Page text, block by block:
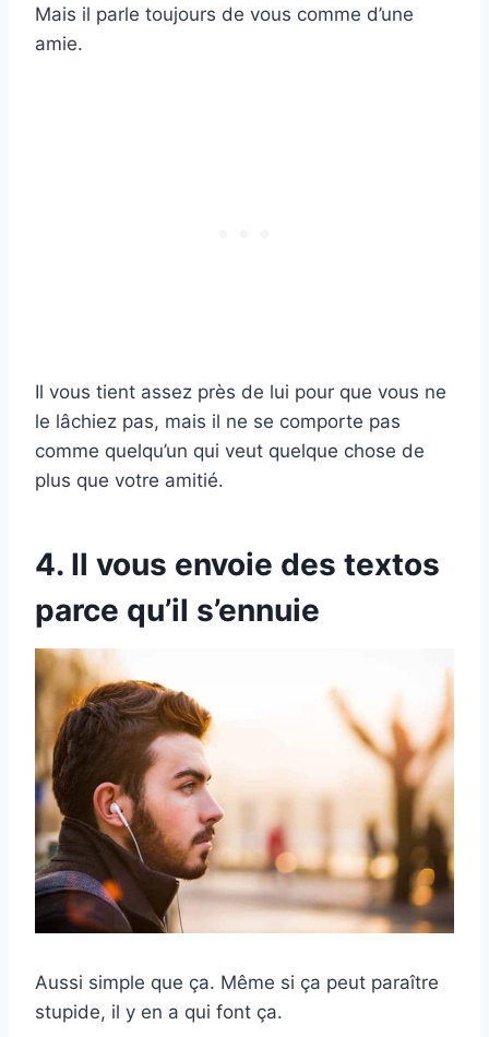
Mais il parle toujours de vous comme d’une
amie.
Il vous tient assez près de lui pour que vous ne
le lâchiez pas, mais il ne se comporte pas
comme quelqu’un qui veut quelque chose de
plus que votre amitié.
4. Il vous envoie des textos
parce qu’il s’ennuie
Aussi simple que ça. Même si ça peut paraître
stupide, il y en a qui font ça.